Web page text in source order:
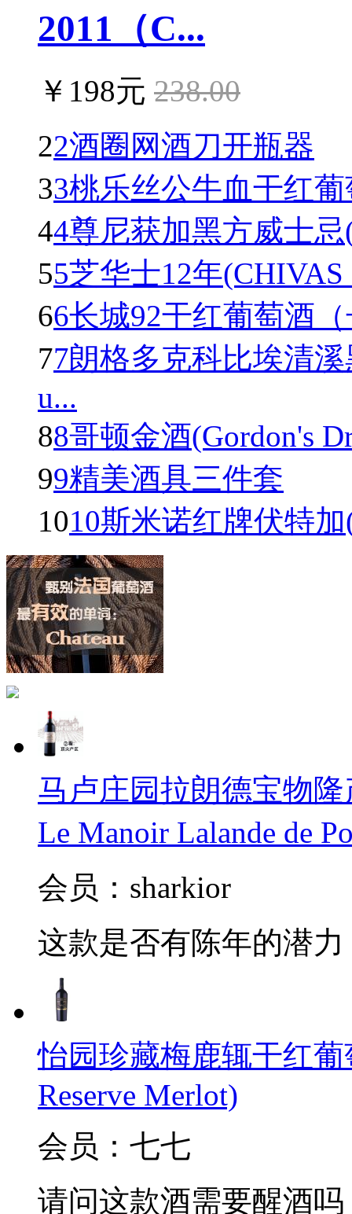
2011（C...
￥198元 238.00
22酒圈网酒刀开瓶器
33桃乐丝公牛血干红葡
44尊尼获加黑方威士忌
55芝华士12年
66长城92干红葡萄酒
77朗格多克科比埃清
u...
88哥顿金酒(Gordon's
99精美酒具三件套
1010斯米诺红牌伏特
马卢庄园拉朗德宝物隆
Le Manoir Lalande de
会员：sharkior
这款是否有陈年的潜力
怡园珍藏梅鹿辄干红葡
Reserve Merlot)
会员：七七
请问这款酒需要醒酒